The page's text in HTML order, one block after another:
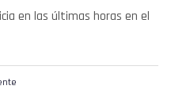
en las últimas horas en el